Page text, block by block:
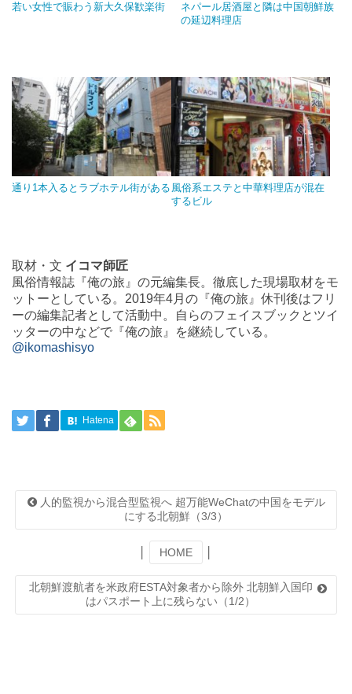
若い女性で賑わう新大久保歓楽街
ネパール居酒屋と隣は中国朝鮮族
の延辺料理店
通り1本入るとラブホテル街がある 風俗系エステと中華料理店が混在
するビル
取材・文 イコマ師匠
風俗情報誌『俺の旅』の元編集長。徹底した現場取材をモ
ットーとしている。2019年4月の『俺の旅』休刊後はフリ
ーの編集記者として活動中。自らのフェイスブックとツイ
ッターの中などで『俺の旅』を継続している。
@ikomashisyo
Hatena
人的監視から混合型監視へ 超万能WeChatの中国をモデル
にする北朝鮮（3/3）
HOME
北朝鮮渡航者を米政府ESTA対象者から除外 北朝鮮入国印
はパスポート上に残らない（1/2）